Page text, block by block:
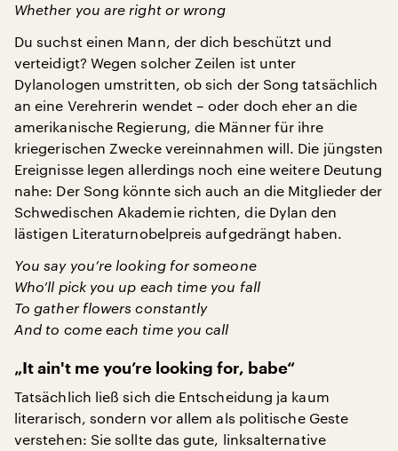
Whether you are right or wrong
Du suchst einen Mann, der dich beschützt und
verteidigt? Wegen solcher Zeilen ist unter
Dylanologen umstritten, ob sich der Song tatsächlich
an eine Verehrerin wendet – oder doch eher an die
amerikanische Regierung, die Männer für ihre
kriegerischen Zwecke vereinnahmen will. Die jüngsten
Ereignisse legen allerdings noch eine weitere Deutung
nahe: Der Song könnte sich auch an die Mitglieder der
Schwedischen Akademie richten, die Dylan den
lästigen Literaturnobelpreis aufgedrängt haben.
You say you’re looking for someone
Who’ll pick you up each time you fall
To gather flowers constantly
And to come each time you call
„It ain't me you’re looking for, babe“
Tatsächlich ließ sich die Entscheidung ja kaum
literarisch, sondern vor allem als politische Geste
verstehen: Sie sollte das gute, linksalternative